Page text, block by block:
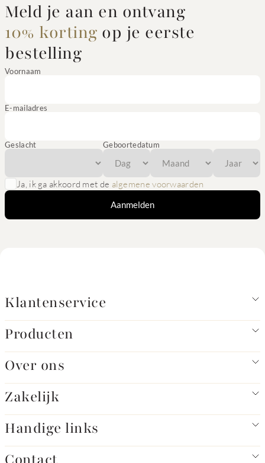
Meld je aan en ontvang
10% korting op je eerste
bestelling
Voornaam
E-mailadres
Geslacht Geboortedatum
Ja, ik ga akkoord met de algemene voorwaarden
Aanmelden
Klantenservice
Producten
Over ons
Zakelijk
Handige links